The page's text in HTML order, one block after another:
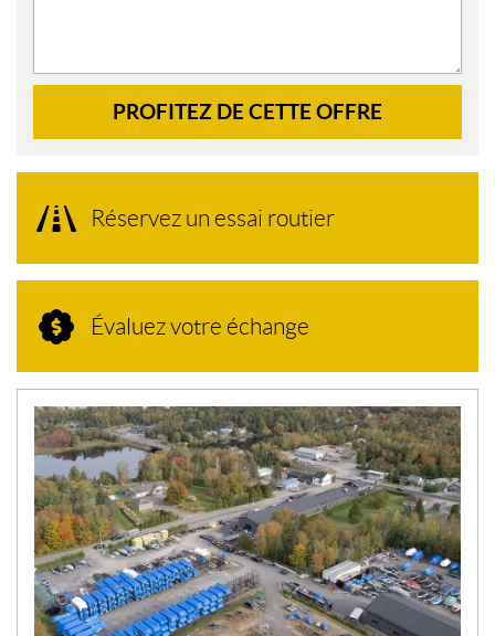
PROFITEZ DE CETTE OFFRE
Réservez un essai routier
Évaluez votre échange
N
O
U
V
E
L
L
E
S